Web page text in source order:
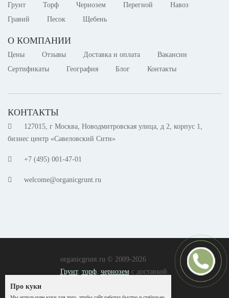
Грунт Торф Чернозем Перегной
Навоз
Гравий
Песок Щебень
О КОМПАНИИ
Цены Отзывы Доставка и оплата
Вакансии
Сертификаты
География Блог Контакты
КОНТАКТЫ
127015, г Москва, Новодмитровская улица, д 2, корпус 1,
бизнес центр «Савеловский Сити»
+7 (495) 001-47-01
welcome@organicgrunt.ru
organicgrunt.ru © 2009-2026
Грунт, торф, черноземс доставкой.
Политика обработки ПД
Про куки